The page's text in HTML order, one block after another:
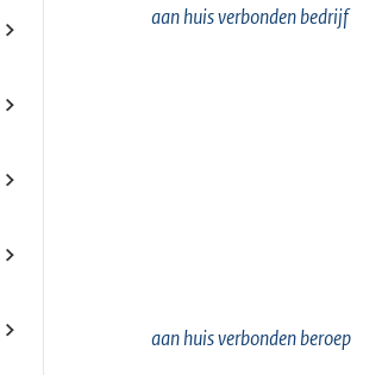
aan huis verbonden bedrijf
aan huis verbonden beroep